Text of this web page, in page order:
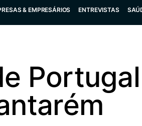
& EMPRESÁRIOS ENTREVISTAS